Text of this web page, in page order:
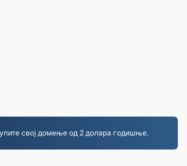
свој домење од 2 долара годишње.